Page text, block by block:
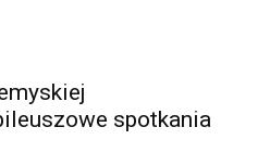
spotkania